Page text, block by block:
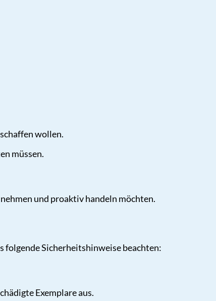
wollen.
müssen.
und proaktiv handeln möchten.
folgende Sicherheitshinweise beachten:
Exemplare aus.